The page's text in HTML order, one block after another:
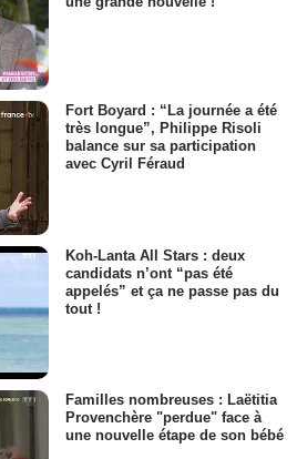
Fort Boyard : “La journée a été
très longue”, Philippe Risoli
balance sur sa participation
avec Cyril Féraud
Koh-Lanta All Stars : deux
candidats n’ont “pas été
appelés” et ça ne passe pas du
tout !
Familles nombreuses : Laëtitia
Provenchère "perdue" face à
une nouvelle étape de son bébé